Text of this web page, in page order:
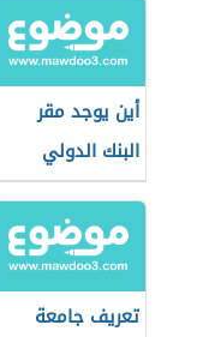
أين يوجد مقر
البنك الدولي
تعريف جامعة